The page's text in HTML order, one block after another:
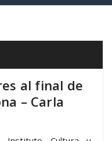
al final de
– Carla